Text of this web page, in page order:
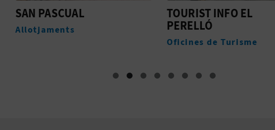
TOURIST INFO EL
PERELLÓ
PLATJA EL PERELLÓ
Platges